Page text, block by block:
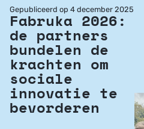
Gepubliceerd op 4 december 2025
Fabruka 2026:
de partners
bundelen de
krachten om
sociale
innovatie te
bevorderen